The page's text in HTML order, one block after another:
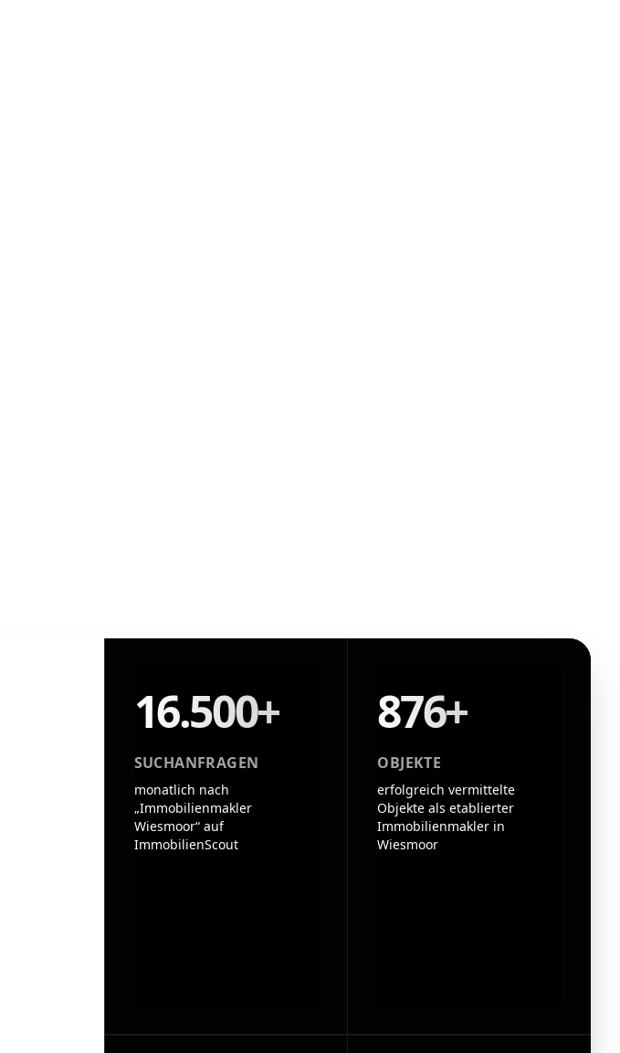
16.500+
SUCHANFRAGEN
monatlich nach
„Immobilienmakler
Wiesmoor“ auf
ImmobilienScout
876+
OBJEKTE
erfolgreich vermittelte
Objekte als etablierter
Immobilienmakler in
Wiesmoor